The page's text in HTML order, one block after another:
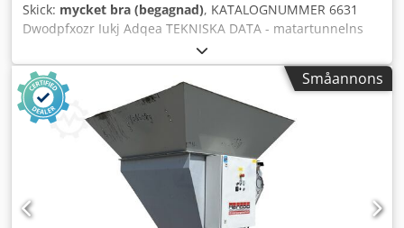
Skick: mycket bra (begagnad), KATALOGNUMMER 6631
Dwodpfxozr Iukj Adqea TEKNISKA DATA - matartunnelns
inloppsöppning 285x305mm - motor 7,35kW - antal knivar
3 st + 2 motknivar - knivstorlek 300x75mm - sikt (2 typer)
10mm, 8mm - utsugsanslutningens diameter 100mm -
mått l/b/h 1070x900x1980mm - vikt 613kg FÖRDELAR –
svensk produktion – extra sikt – mycket gott skick –
begagnad flishugg Nettopris: 22.900 PLN Nettopris: 5.450
EUR Nettopris beräknat till kurs 4,2 PLN/EUR (vid större
valutafluktuationer kan priset ändras)
Småannons